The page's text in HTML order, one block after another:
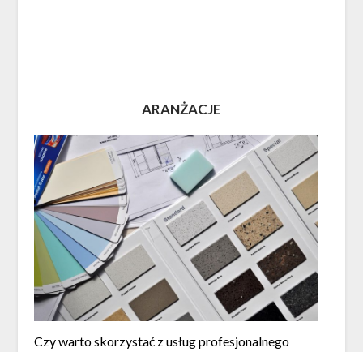
ARANŻACJE
Czy warto skorzystać z usług profesjonalnego